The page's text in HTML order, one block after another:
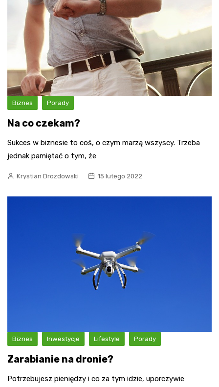
Biznes Porady
Na co czekam?
Sukces w biznesie to coś, o czym marzą wszyscy. Trzeba
jednak pamiętać o tym, że
Krystian Drozdowski 15 lutego 2022
Biznes Inwestycje Lifestyle Porady
Zarabianie na dronie?
Potrzebujesz pieniędzy i co za tym idzie, uporczywie